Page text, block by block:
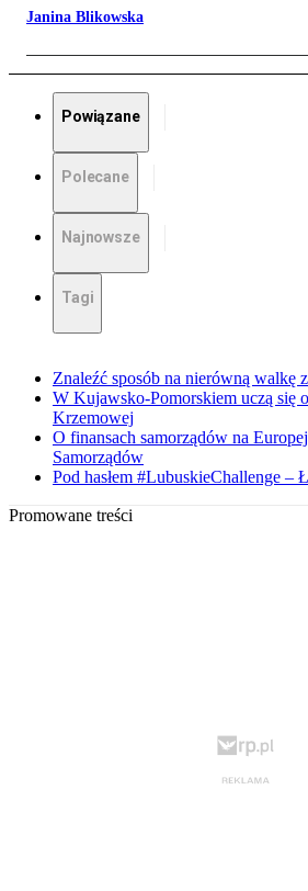
Janina Blikowska
Powiązane
Polecane
Najnowsze
Tagi
Znaleźć sposób na nierówną walkę
W Kujawsko-Pomorskiem uczą się
Krzemowej
O finansach samorządów na
Samorządów
Pod hasłem #LubuskieChallenge –
Promowane treści